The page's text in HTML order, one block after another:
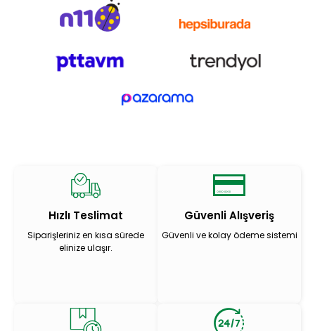
Hızlı Teslimat
Siparişleriniz en kısa sürede
elinize ulaşır.
Güvenli Alışveriş
Güvenli ve kolay ödeme sistemi